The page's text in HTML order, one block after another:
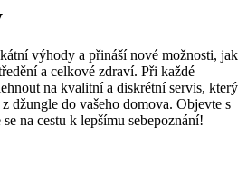
výhody a přináší nové možnosti, jak
a celkové zdraví. Při každé
na kvalitní a diskrétní servis, který
džungle do vašeho domova. Objevte s
na cestu k lepšímu sebepoznání!